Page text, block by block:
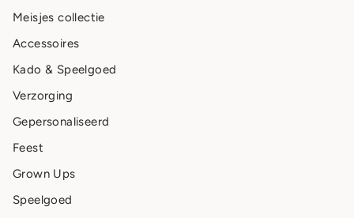
Meisjes collectie
Accessoires
Kado & Speelgoed
Verzorging
Gepersonaliseerd
Feest
Grown Ups
Speelgoed